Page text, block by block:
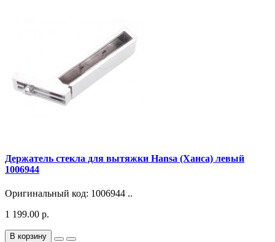
Держатель стекла для вытяжки Hansa (Ханса) левый
1006944
Оригинальный код: 1006944 ..
1 199.00 р.
В корзину